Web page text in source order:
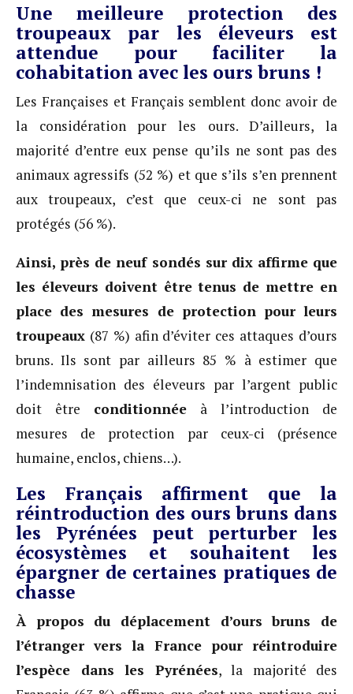
Une meilleure protection des
troupeaux par les éleveurs est
attendue pour faciliter la
cohabitation avec les ours bruns !
Les Françaises et Français semblent donc avoir de
la considération pour les ours. D’ailleurs, la
majorité d’entre eux pense qu’ils ne sont pas des
animaux agressifs (52 %) et que s’ils s’en prennent
aux troupeaux, c’est que ceux-ci ne sont pas
protégés (56 %).
Ainsi, près de neuf sondés sur dix affirme que
les éleveurs doivent être tenus de mettre en
place des mesures de protection pour leurs
troupeaux (87 %) afin d’éviter ces attaques d’ours
bruns. Ils sont par ailleurs 85 % à estimer que
l’indemnisation des éleveurs par l’argent public
doit être conditionnée à l’introduction de
mesures de protection par ceux-ci (présence
humaine, enclos, chiens…).
Les Français affirment que la
réintroduction des ours bruns dans
les Pyrénées peut perturber les
écosystèmes et souhaitent les
épargner de certaines pratiques de
chasse
À propos du déplacement d’ours bruns de
l’étranger vers la France pour réintroduire
l’espèce dans les Pyrénées, la majorité des